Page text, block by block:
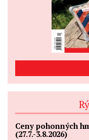
Ceny pohonných
(27.7.-3.8.2026)